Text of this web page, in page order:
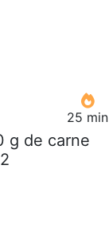
25 min
g de carne